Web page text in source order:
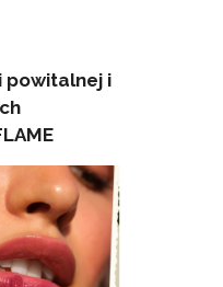
powitalnej i